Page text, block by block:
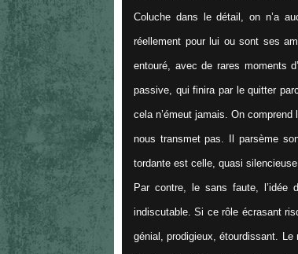
Coluche dans le détail, on n’a
réellement pour lui ou sont ses
entouré, avec de rares moments
passive, qui finira par le quitter
cela n’émeut jamais. On
nous transmet pas. Il parsème
tordante est celle, quasi
Par contre, le sans faute, l’idée
indiscutable. Si ce rôle écrasant
génial, prodigieux, étourdissant.